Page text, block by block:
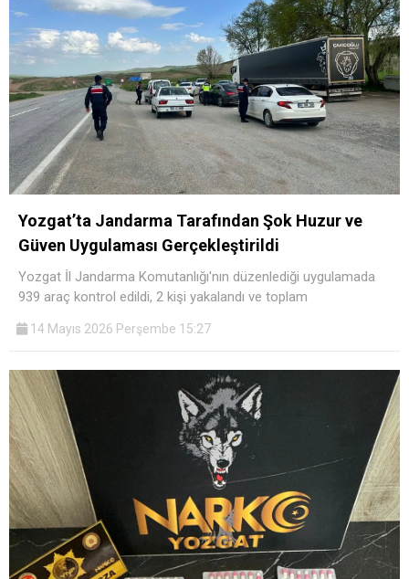
Yozgat’ta Jandarma Tarafından Şok Huzur ve
Güven Uygulaması Gerçekleştirildi
Yozgat İl Jandarma Komutanlığı'nın düzenlediği uygulamada
939 araç kontrol edildi, 2 kişi yakalandı ve toplam
14 Mayıs 2026 Perşembe 15:27